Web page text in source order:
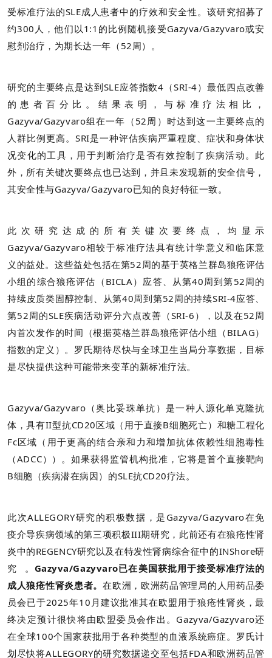
受标准疗法的SLE成人患者中的疗效和安全性。该研究招募了
约300人，他们以1:1的比例随机接受Gazyva/Gazyvaro或安
慰剂治疗，为期长达一年（52周）。
研究的主要终点是达到SLE应答指数4（SRI-4）最低四点改善
的患者百分比。结果表明，与标准疗法相比，
Gazyva/Gazyvaro组在一年（52周）时达到这一主要终点的
人群比例更高。SRI是一种评估疾病严重程度、症状和身体状
况变化的工具，用于判断治疗是否有效控制了疾病活动。此
外，所有关键次要终点也已达到，并且未发现新的安全信号，
其安全性与Gazyva/Gazyvaro已知的良好特征一致。
此次研究达成的所有关键次要终点，均显示
Gazyva/Gazyvaro相较于标准疗法具有统计学意义和临床意
义的益处。这些益处包括在第52周的基于英格兰群岛狼疮评估
小组的综合狼疮评估（BICLA）应答、从第40周到第52周的
持续皮质类固醇控制、从第40周到第52周的持续SRI-4应答、
第52周的SLE疾病活动评分六点改善（SRI-6），以及在52周
内首次发作的时间（根据英格兰群岛狼疮评估小组（BILAG）
指数的定义）。罗氏期待尽快与全球卫生当局分享数据，目标
是尽快提供这种可能带来变革的新标准疗法。
Gazyva/Gazyvaro（奥比妥珠单抗）是一种人源化单克隆抗
体，具有II型抗CD20区域（用于直接B细胞死亡）和糖工程化
Fc区域（用于更高的结合亲和力和增加抗体依赖性细胞毒性
（ADCC））。如果获得监管机构批准，它将是首个直接靶向
B细胞（疾病潜在病因）的SLE抗CD20疗法。
此次ALLEGORY研究的积极数据，是Gazyva/Gazyvaro在免
疫介导疾病领域的第三项积极III期研究，此前还有在狼疮性肾
炎中的REGENCY研究以及在特发性肾病综合征中的INShore研
究
。 Gazyva/Gazyvaro已在美国获批用于接受标准疗法的
成人狼疮性肾炎患者。在欧洲，欧洲药品管理局的人用药品委
员会已于2025年10月建议批准其在欧盟用于狼疮性肾炎，最
终决定预计很快将由欧盟委员会作出。Gazyva/Gazyvaro还
在全球100个国家获批用于各种类型的血液系统癌症。罗氏计
划尽快将ALLEGORY的研究数据递交至包括FDA和欧洲药品管